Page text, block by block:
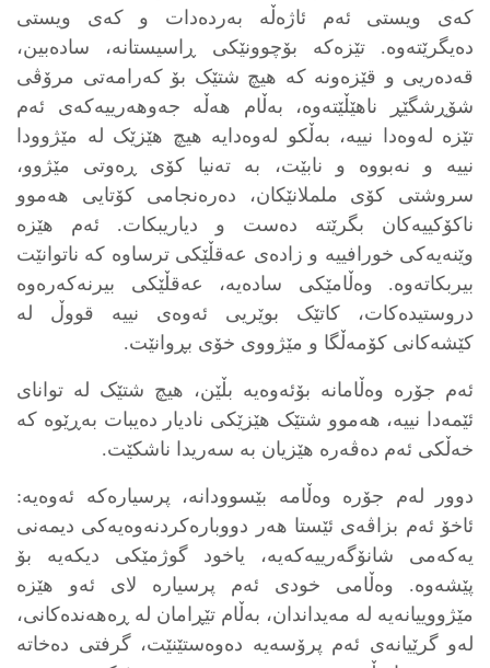
کەی ویستی ئەم ئاژەڵە بەردەدات و کەی ویستی
دەیگرێتەوە. تێزەکە بۆچوونێکی ڕاسیستانە، سادەبین،
قەدەریی و قێزەونە کە هیچ شتێک بۆ کەرامەتی مرۆڤی
شۆڕشگێڕ ناهێڵێتەوە، بەڵام هەڵە جەوهەرییەکەی ئەم
تێزە لەوەدا نییە، بەڵکو لەوەدایە هیچ هێزێک لە مێژوودا
نییە و نەبووە و نابێت، بە تەنیا کۆی ڕەوتی مێژوو،
سروشتی کۆی ململانێکان، دەرەنجامی کۆتایی هەموو
ناکۆکییەکان بگرێتە دەست و دیاریبکات. ئەم هێزە
وێنەیەکی خورافییە و زادەی عەقڵێکی ترساوە کە ناتوانێت
بیربکاتەوە. وەڵامێکی سادەیە، عەقڵێکی بیرنەکەرەوە
دروستیدەکات، کاتێک بوێریی ئەوەی نییە قووڵ لە
کێشەکانی کۆمەڵگا و مێژووی خۆی بڕوانێت.
ئەم جۆرە وەڵامانە بۆئەوەیە بڵێن، هیچ شتێک لە توانای
ئێمەدا نییە، هەموو شتێک هێزێکی نادیار دەیبات بەڕێوە کە
خەڵکی ئەم دەڤه‌رە هێزیان بە سەریدا ناشکێت.
دوور لەم جۆرە وەڵامە بێسوودانە، پرسیارەکە ئەوەیە:
ئاخۆ ئەم بزاڤەی ئێستا هەر دووبارەکردنەوەیەکی دیمەنی
یەکەمی شانۆگەرییەکەیە، یاخود گوژمێکی دیکەیە بۆ
پێشەوە. وەڵامی خودی ئەم پرسیارە لای ئەو هێزە
مێژووییانەیە لە مەیداندان، بەڵام تێڕامان لە ڕەهەندەکانی،
لەو گرێیانەی ئەم پرۆسەیە دەوەستێنێت، گرفتی دەخاتە